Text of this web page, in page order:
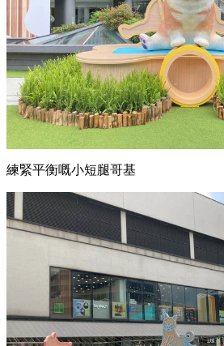
練緊平衡嘅小短腿哥基